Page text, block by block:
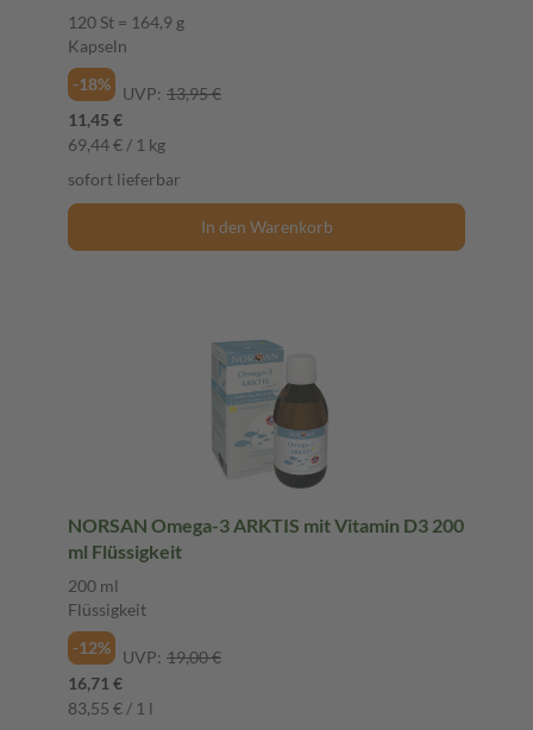
120 St = 164,9 g
Kapseln
-18%
UVP: 13,95 €
11,45 €
69,44 € / 1 kg
sofort lieferbar
In den Warenkorb
NORSAN Omega-3 ARKTIS mit Vitamin D3 200
ml Flüssigkeit
200 ml
Flüssigkeit
-12%
UVP: 19,00 €
16,71 €
83,55 € / 1 l